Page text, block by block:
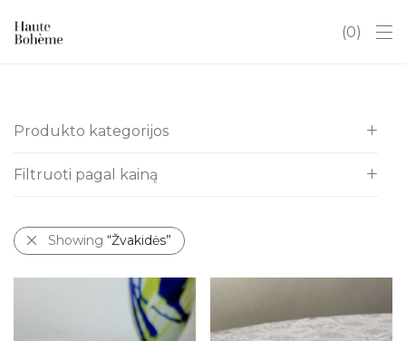
0
Produkto kategorijos
Visos
Kalėdos
Filtruoti pagal kainą
All
€0-€10
€10-€20
Showing “Žvakidės”